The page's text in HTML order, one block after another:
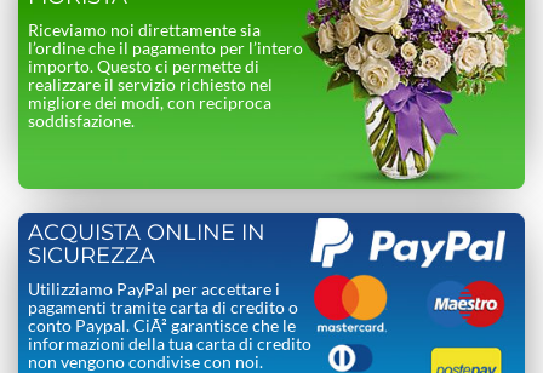
Riceviamo noi direttamente sia
l’ordine che il pagamento per l’intero
importo. Questo ci permette di
realizzare il servizio richiesto nel
migliore dei modi, con reciproca
soddisfazione.
ACQUISTA ONLINE IN
SICUREZZA
Utilizziamo PayPal per accettare i
pagamenti tramite carta di credito o
conto Paypal. CiÃ² garantisce che le
informazioni della tua carta di credito
non vengono condivise con noi.